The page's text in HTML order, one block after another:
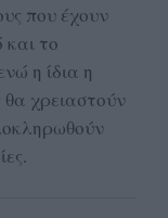
που έχουν
και το
η ίδια η
χρειαστούν